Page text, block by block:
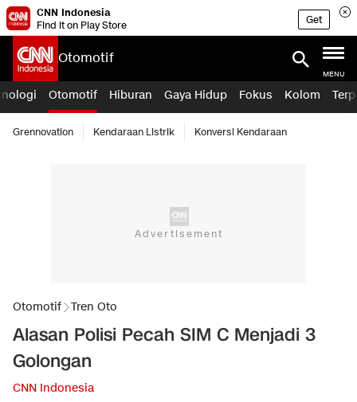
CNN Indonesia
Find it on Play Store
Get
Otomotif
MENU
Otomotif Hiburan Gaya Hidup Fokus Kolom
Grennovation Kendaraan Listrik Konversi Kendaraan
Otomotif Tren Oto
Alasan Polisi Pecah SIM C Menjadi 3
Golongan
CNN Indonesia